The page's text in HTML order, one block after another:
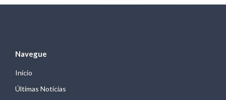
Navegue
Início
Últimas Notícias